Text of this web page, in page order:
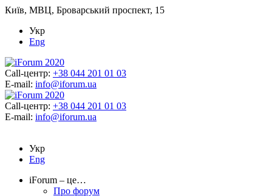
Київ, МВЦ, Броварський проспект, 15
Укр
Eng
Call-центр: +38 044 201 01 03
E-mail: info@iforum.ua
Call-центр: +38 044 201 01 03
E-mail: info@iforum.ua
Укр
Eng
iForum – це…
Про форум